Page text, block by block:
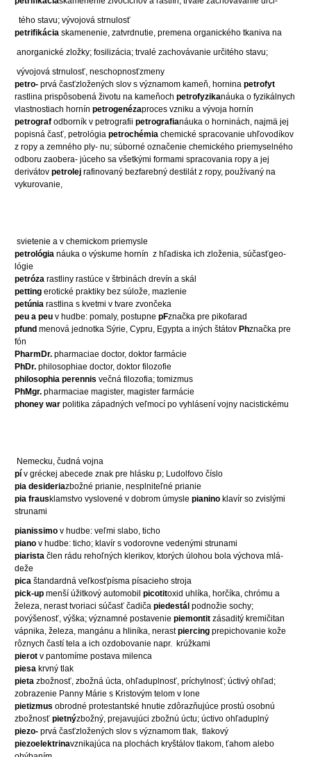
tého stavu; vývojová strnulosť
petrifikácia skamenenie, zatvrdnutie, premena organického tkaniva na
anorganické zložky; fosilizácia; trvalé zachovávanie určitého stavu;
vývojová strnulosť, neschopnosťzmeny
petro- prvá časťzložených slov s významom kameň, hornina petrofyt
rastlina prispôsobená životu na kameňoch petrofyzikanáuka o fyzikálnych
vlastnostiach hornín petrogenézaproces vzniku a vývoja hornín
petrograf odborník v petrografii petrografianáuka o horninách, najmä jej
popisná časť, petrológia petrochémia chemické spracovanie uhľovodíkov
z ropy a zemného ply- nu; súborné označenie chemického priemyselného
odboru zaobera- júceho sa všetkými formami spracovania ropy a jej
derivátov petrolej rafinovaný bezfarebný destilát z ropy, používaný na
vykurovanie,
svietenie a v chemickom priemysle
petrológia náuka o výskume hornín z hľadiska ich zloženia, súčasťgeo-
lógie
petróza rastliny rastúce v štrbinách drevín a skál
petting erotické praktiky bez súlože, mazlenie
petúnia rastlina s kvetmi v tvare zvončeka
peu a peu v hudbe: pomaly, postupne pFznačka pre pikofarad
pfund menová jednotka Sýrie, Cypru, Egypta a iných štátov Phznačka pre
fón
PharmDr. pharmaciae doctor, doktor farmácie
PhDr. philosophiae doctor, doktor filozofie
philosophia perennis večná filozofia; tomizmus
PhMgr. pharmaciae magister, magister farmácie
phoney war politika západných veľmocí po vyhlásení vojny nacistickému
Nemecku, čudná vojna
pí v gréckej abecede znak pre hlásku p; Ludolfovo číslo
pia desideriazbožné prianie, nesplniteľné prianie
pia frausklamstvo vyslovené v dobrom úmysle pianino klavír so zvislými
strunami
pianissimo v hudbe: veľmi slabo, ticho
piano v hudbe: ticho; klavír s vodorovne vedenými strunami
piarista člen rádu rehoľných klerikov, ktorých úlohou bola výchova mlá-
deže
pica štandardná veľkosťpísma písacieho stroja
pick-up menší úžitkový automobil picotitoxid uhlíka, horčíka, chrómu a
železa, nerast tvoriaci súčasť čadiča piedestál podnožie sochy;
povýšenosť, výška; významné postavenie piemontit zásaditý kremičitan
vápnika, železa, mangánu a hliníka, nerastpiercing prepichovanie kože
rôznych častí tela a ich ozdobovanie napr. krúžkami
pierot v pantomíme postava milenca
piesa krvný tlak
pieta zbožnosť, zbožná úcta, ohľaduplnosť, príchylnosť; úctivý ohľad;
zobrazenie Panny Márie s Kristovým telom v lone
pietizmus obrodné protestantské hnutie zdôrazňujúce prostú osobnú
zbožnosť pietnýzbožný, prejavujúci zbožnú úctu; úctivo ohľaduplný
piezo- prvá časťzložených slov s významom tlak, tlakový
piezoelektrinavznikajúca na plochách kryštálov tlakom, ťahom alebo